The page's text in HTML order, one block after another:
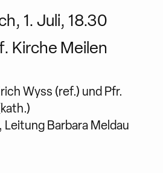
1. Juli, 18.30
Kirche Meilen
Wyss (ref.) und Pfr.
Barbara Meldau